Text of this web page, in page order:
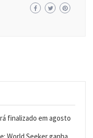
finalizado em agosto